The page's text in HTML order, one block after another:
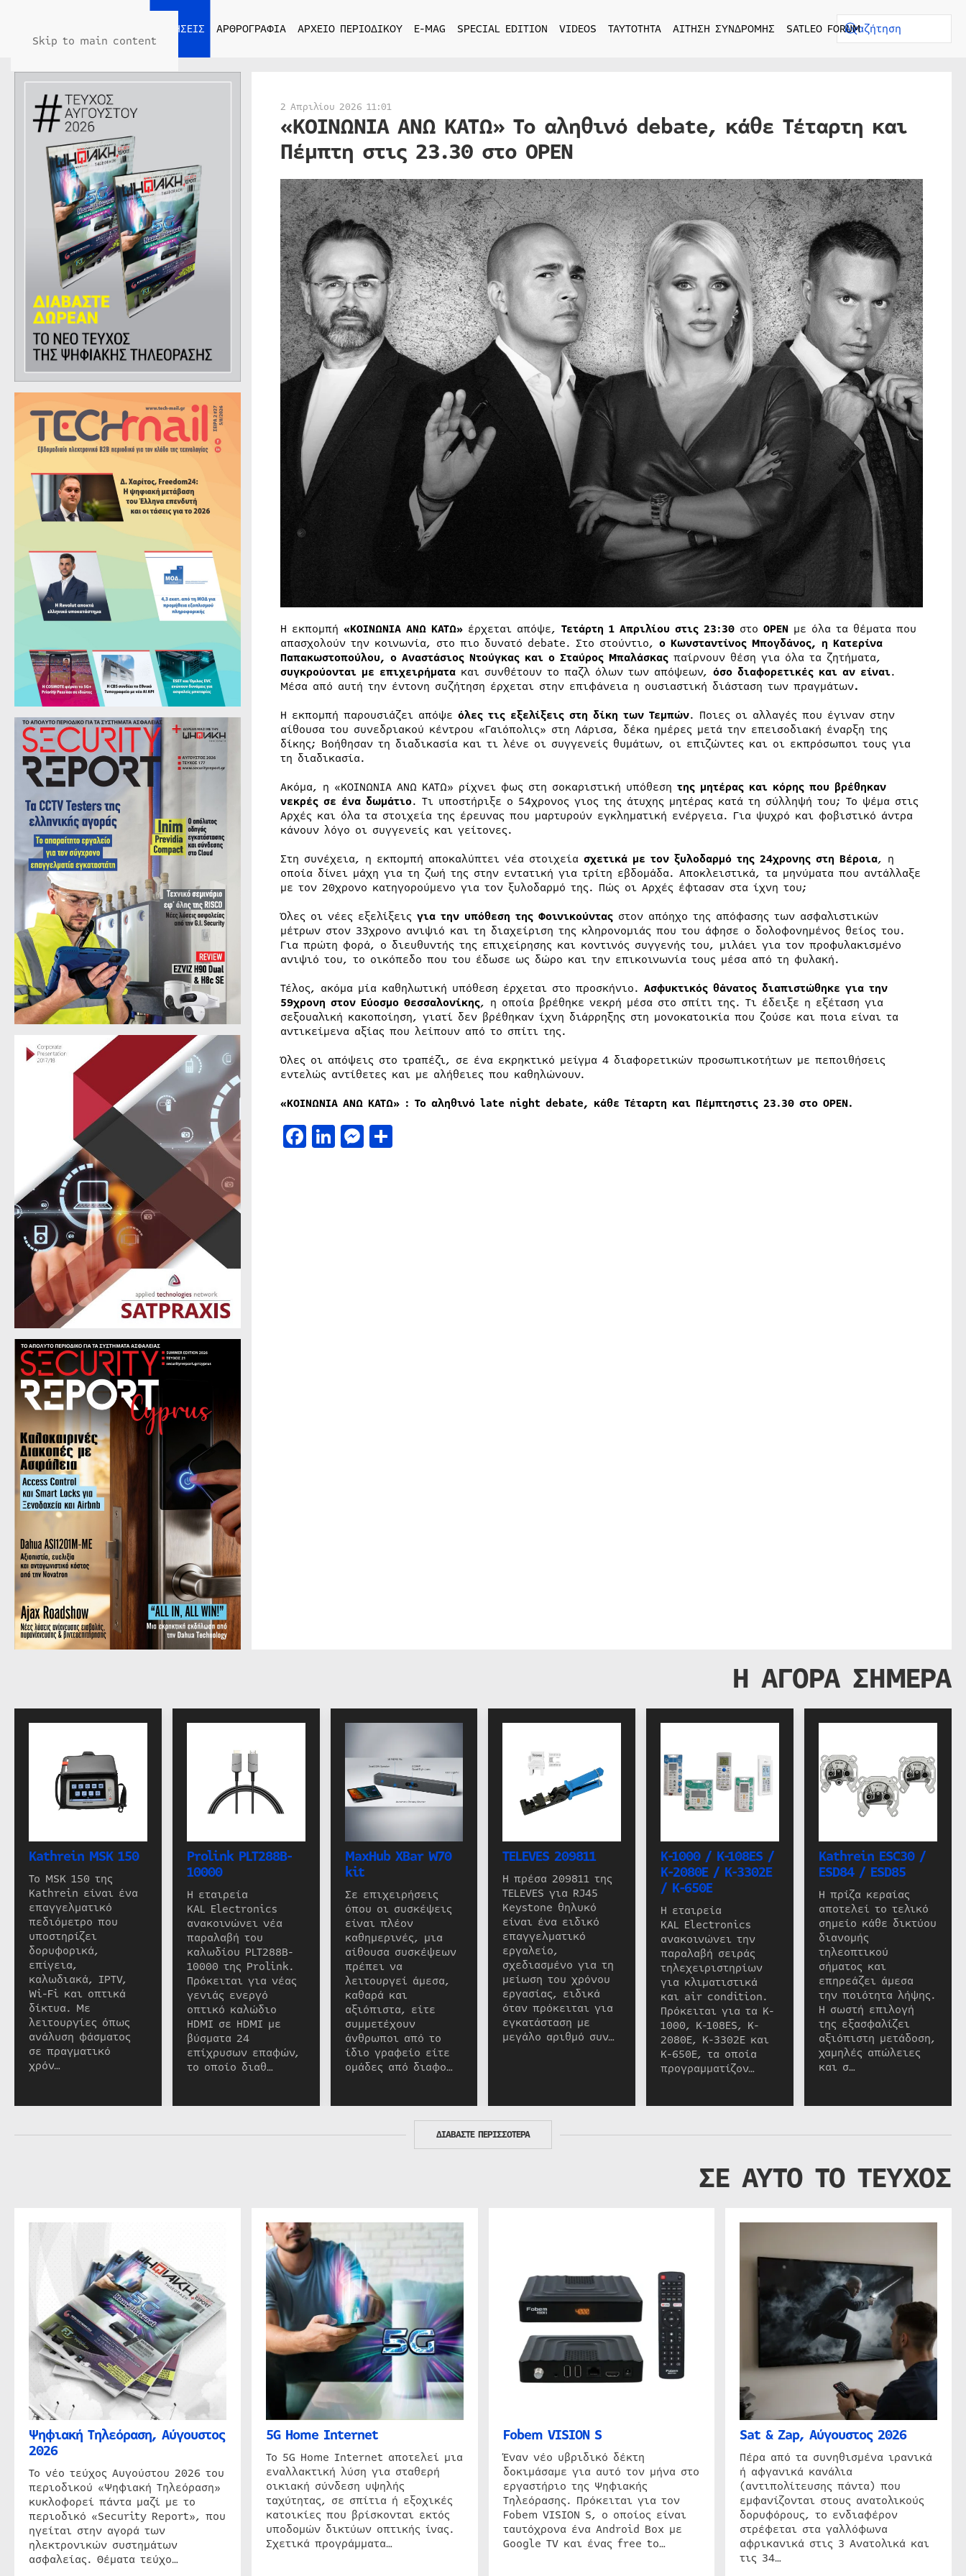
Skip to main content
ΕΙΔΗΣΕΙΣ ΑΡΘΡΟΓΡΑΦΙΑ ΑΡΧΕΙΟ ΠΕΡΙΟΔΙΚΟΥ E-MAG SPECIAL EDITION VIDEOS ΤΑΥΤΟΤΗΤΑ ΑΙΤΗΣΗ ΣΥΝΔΡΟΜΗΣ SATLEO FORUM
2 Απριλίου 2026 11:01
«ΚΟΙΝΩΝΙΑ ΑΝΩ ΚΑΤΩ» Το αληθινό debate, κάθε Τέταρτη και
Πέμπτη στις 23.30 στο OPEN
Η εκπομπή «ΚΟΙΝΩΝΙΑ ΑΝΩ ΚΑΤΩ»έρχεται απόψε, Τετάρτη 1 Aπριλίου στις 23:30στο OPEN με όλα τα θέματα που
απασχολούν την κοινωνία, στο πιο δυνατό debate. Στο στούντιο, ο Κωνσταντίνος Μπογδάνος, η Κατερίνα
Παπακωστοπούλου, ο Αναστάσιος Ντούγκας και ο Σταύρος Μπαλάσκαςπαίρνουν θέση για όλα τα ζητήματα,
συγκρούονται με επιχειρήματακαι συνθέτουν το παζλ όλων των απόψεων, όσο διαφορετικές και αν είναι.
Μέσα από αυτή την έντονη συζήτηση έρχεται στην επιφάνεια η ουσιαστική διάσταση των πραγμάτων.
Η εκπομπή παρουσιάζει απόψε όλες τις εξελίξεις στη δίκη των Τεμπών. Ποιες οι αλλαγές που έγιναν στην
αίθουσα του συνεδριακού κέντρου «Γαιόπολις» στη Λάρισα, δέκα ημέρες μετά την επεισοδιακή έναρξη της
δίκης; Βοήθησαν τη διαδικασία και τι λένε οι συγγενείς θυμάτων, οι επιζώντες και οι εκπρόσωποι τους για
τη διαδικασία.
Ακόμα, η «ΚΟΙΝΩΝΙΑ ΑΝΩ ΚΑΤΩ» ρίχνει φως στη σοκαριστική υπόθεση της μητέρας και κόρης που βρέθηκαν
νεκρές σε ένα δωμάτιο. Τι υποστήριξε ο 54χρονος γιος της άτυχης μητέρας κατά τη σύλληψή του; Το ψέμα στις
Αρχές και όλα τα στοιχεία της έρευνας που μαρτυρούν εγκληματική ενέργεια. Για ψυχρό και φοβιστικό άντρα
κάνουν λόγο οι συγγενείς και γείτονες.
Στη συνέχεια, η εκπομπή αποκαλύπτει νέα στοιχεία σχετικά με τον ξυλοδαρμό της 24χρονης στη Βέροια, η
οποία δίνει μάχη για τη ζωή της στην εντατική για τρίτη εβδομάδα. Αποκλειστικά, τα μηνύματα που αντάλλαξε
με τον 20χρονο κατηγορούμενο για τον ξυλοδαρμό της. Πώς οι Αρχές έφτασαν στα ίχνη του;
Όλες οι νέες εξελίξεις για την υπόθεση της Φοινικούνταςστον απόηχο της απόφασης των ασφαλιστικών
μέτρων στον 33χρονο ανιψιό και τη διαχείριση της κληρονομιάς που του άφησε ο δολοφονημένος θείος του.
Για πρώτη φορά, ο διευθυντής της επιχείρησης και κοντινός συγγενής του, μιλάει για τον προφυλακισμένο
ανιψιό του, το οικόπεδο που του έδωσε ως δώρο και την επικοινωνία τους μέσα από τη φυλακή.
Τέλος, ακόμα μία καθηλωτική υπόθεση έρχεται στο προσκήνιο. Ασφυκτικός θάνατος διαπιστώθηκε για την
59χρονη στον Εύοσμο Θεσσαλονίκης, η οποία βρέθηκε νεκρή μέσα στο σπίτι της. Τι έδειξε η εξέταση για
σεξουαλική κακοποίηση, γιατί δεν βρέθηκαν ίχνη διάρρηξης στη μονοκατοικία που ζούσε και ποια είναι τα
αντικείμενα αξίας που λείπουν από το σπίτι της.
Όλες οι απόψεις στο τραπέζι, σε ένα εκρηκτικό μείγμα 4 διαφορετικών προσωπικοτήτων με πεποιθήσεις
εντελώς αντίθετες και με αλήθειες που καθηλώνουν.
«ΚΟΙΝΩΝΙΑ ΑΝΩ ΚΑΤΩ» : Το αληθινό late night debate, κάθε Τέταρτη και Πέμπτηστις 23.30 στο OPEN.
Facebook
LinkedIn
Messenger
Μοιραστείτε
Η ΑΓΟΡΑ ΣΗΜΕΡΑ
Kathrein MSK 150
Το MSK 150 της
Kathrein είναι ένα
επαγγελματικό
πεδιόμετρο που
υποστηρίζει
δορυφορικά,
επίγεια,
καλωδιακά, IPTV,
Wi-Fi και οπτικά
δίκτυα. Με
λειτουργίες όπως
ανάλυση φάσματος
σε πραγματικό
χρόν…
Prolink PLT288B-
10000
Η εταιρεία
KAL Electronics
ανακοινώνει νέα
παραλαβή του
καλωδίου PLT288B-
10000 της Prolink.
Πρόκειται για νέας
γενιάς ενεργό
οπτικό καλώδιο
HDMI σε HDMI με
βύσματα 24
επίχρυσων επαφών,
το οποίο διαθ…
MaxHub XBar W70
kit
Σε επιχειρήσεις
όπου οι συσκέψεις
είναι πλέον
καθημερινές, μια
αίθουσα συσκέψεων
πρέπει να
λειτουργεί άμεσα,
καθαρά και
αξιόπιστα, είτε
συμμετέχουν
άνθρωποι από το
ίδιο γραφείο είτε
ομάδες από διαφο…
TELEVES 209811
Η πρέσα 209811 της
TELEVES για RJ45
Keystone θηλυκό
είναι ένα ειδικό
επαγγελματικό
εργαλείο,
σχεδιασμένο για τη
μείωση του χρόνου
εργασίας, ειδικά
όταν πρόκειται για
εγκατάσταση με
μεγάλο αριθμό συν…
K-1000 / K-108ES /
K-2080E / K-3302E
/ K-650E
Η εταιρεία
KAL Electronics
ανακοινώνει την
παραλαβή σειράς
τηλεχειριστηρίων
για κλιματιστικά
και air condition.
Πρόκειται για τα K-
1000, K-108ES, K-
2080E, K-3302E και
K-650E, τα οποία
προγραμματίζον…
Kathrein ESC30 /
ESD84 / ESD85
Η πρίζα κεραίας
αποτελεί το τελικό
σημείο κάθε δικτύου
διανομής
τηλεοπτικού
σήματος και
επηρεάζει άμεσα
την ποιότητα λήψης.
Η σωστή επιλογή
της εξασφαλίζει
αξιόπιστη μετάδοση,
χαμηλές απώλειες
και σ…
ΔΙΑΒΑΣΤΕ ΠΕΡΙΣΣΟΤΕΡΑ
ΣΕ ΑΥΤΟ ΤΟ ΤΕΥΧΟΣ
Ψηφιακή Τηλεόραση, Αύγουστος
2026
Το νέο τεύχος Αυγούστου 2026 του
περιοδικού «Ψηφιακή Τηλεόραση»
κυκλοφορεί πάντα μαζί με το
περιοδικό «Security Report», που
ηγείται στην αγορά των
ηλεκτρονικών συστημάτων
ασφαλείας. Θέματα τεύχο…
5G Home Internet
Το 5G Home Internet αποτελεί μια
εναλλακτική λύση για σταθερή
οικιακή σύνδεση υψηλής
ταχύτητας, σε σπίτια ή εξοχικές
κατοικίες που βρίσκονται εκτός
υποδομών δικτύων οπτικής ίνας.
Σχετικά προγράμματα…
Fobem VISION S
Έναν νέο υβριδικό δέκτη
δοκιμάσαμε για αυτό τον μήνα στο
εργαστήριο της Ψηφιακής
Τηλεόρασης. Πρόκειται για τον
Fobem VISION S, ο οποίος είναι
ταυτόχρονα ένα Android Box με
Google TV και ένας free to…
Sat & Zap, Αύγουστος 2026
Πέρα από τα συνηθισμένα ιρανικά
ή αφγανικά κανάλια
(αντιπολίτευσης πάντα) που
εμφανίζονται στους ανατολικούς
δορυφόρους, το ενδιαφέρον
στρέφεται στα γαλλόφωνα
αφρικανικά στις 3 Ανατολικά και
τις 34…